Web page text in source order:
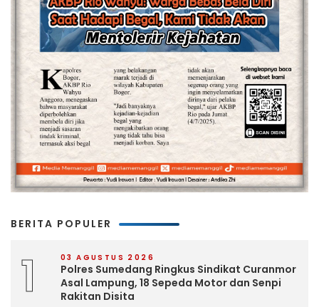
BERITA POPULER
1 03 AGUSTUS 2026
Polres Sumedang Ringkus Sindikat Curanmor
Asal Lampung, 18 Sepeda Motor dan Senpi
Rakitan Disita